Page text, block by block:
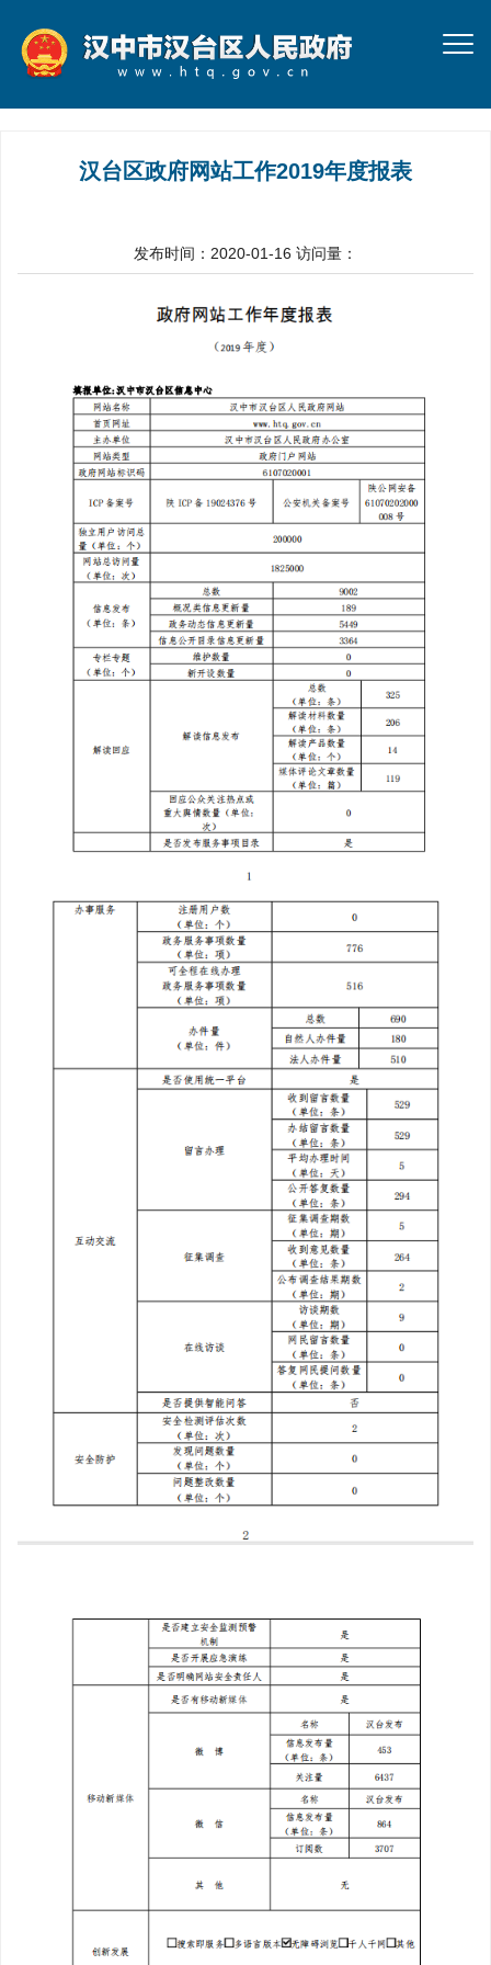
汉台区政府网站工作2019年度报表
发布时间：2020-01-16 访问量：